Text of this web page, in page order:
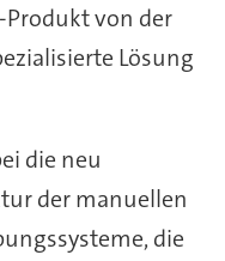
von der
Lösung
die neu
der manuellen
die